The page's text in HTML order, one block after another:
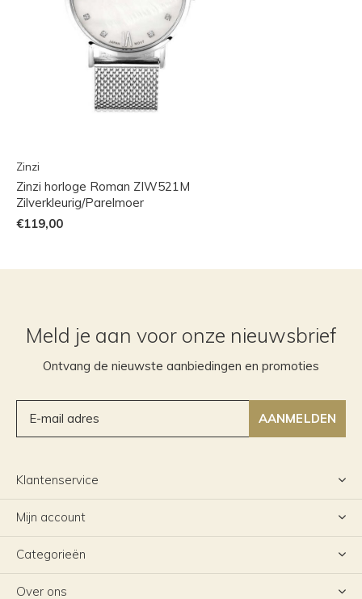
Zinzi
Zinzi horloge Roman ZIW521M
Zilverkleurig/Parelmoer
€119,00
Meld je aan voor onze nieuwsbrief
Ontvang de nieuwste aanbiedingen en promoties
AANMELDEN
Klantenservice
Mijn account
Categorieën
Over ons